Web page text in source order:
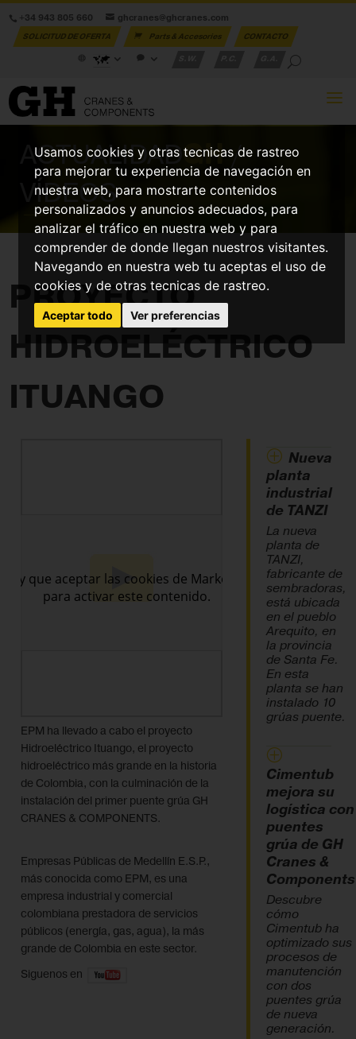
Usamos cookies y otras tecnicas de rastreo
para mejorar tu experiencia de navegación en
nuestra web, para mostrarte contenidos
personalizados y anuncios adecuados, para
analizar el tráfico en nuestra web y para
comprender de donde llegan nuestros visitantes.
Navegando en nuestra web tu aceptas el uso de
cookies y de otras tecnicas de rastreo.
Aceptar todo Ver preferencias
+34 943 805 660 ghcranes@ghcranes.com
SOLICITUD DE OFERTA Parts & Accesories
CONTACTO
ACTUALIDADGH/
VÍDEOS
PROYECTO
HIDROELÉCTRICO
ITUANGO
EPM ha llevado a cabo el proyecto
Hidroeléctrico Ituango, el proyecto
hidroeléctrico más grande en la historia
de Colombia, con la culminación de la
instalación del primer puente grúa GH
CRANES & COMPONENTS.
Empresas Públicas de Medellín E.S.P.,
más conocida como EPM, es una
empresa industrial y comercial
colombiana prestadora de servicios
públicos (energía, gas, agua), la más
grande de Colombia en este sector.
Siguenos en
Nueva
planta
industrial
de TANZI
La nueva
planta de
TANZI,
fabricante de
sembradoras,
está ubicada
en el pueblo
Arequito, en
la provincia
de Santa Fe.
En esta
planta se han
instalado 10
grúas puente.
Cimentub
mejora su
logística con
puentes
grúa de GH
Cranes &
Components
Descubre
cómo
Cimentub ha
optimizado sus
procesos de
manutención
con dos
puentes grúa
de nueva
generación.